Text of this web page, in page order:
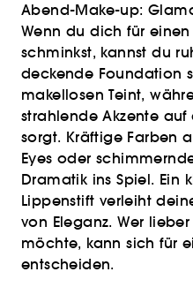
Abend-Make-up:
Wenn du dich für
schminkst, kannst du
deckende Foundation
makellosen Teint,
strahlende Akzente
sorgt. Kräftige Farben
Eyes oder
Dramatik ins Spiel. Ein
Lippenstift verleiht
von Eleganz. Wer
möchte, kann sich für
entscheiden.